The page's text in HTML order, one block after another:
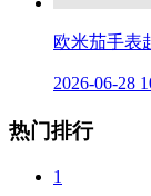
欧米茄手表
2026-06-28
热门排行
1